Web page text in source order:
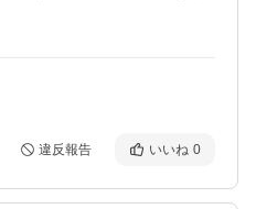
違反報告 いいね 0